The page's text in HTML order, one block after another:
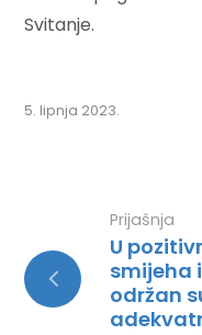
Svitanje.
5. lipnja 2023.
Prijašnja
U
smijeha
održan